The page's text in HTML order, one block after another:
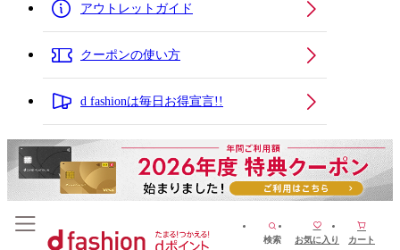
アウトレットガイド
クーポンの使い方
d fashionは毎日お得宣言!!
検索 お気に入り カート